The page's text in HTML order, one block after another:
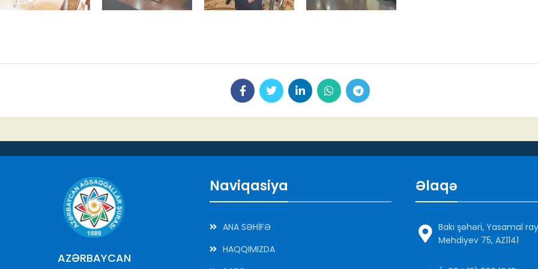
AZƏRBAYCAN
Naviqasiya
ANA SƏHİFƏ
HAQQIMIZDA
Əlaqə
Bakı şəhəri, Yasamal
Mehdiyev 75, AZ1141